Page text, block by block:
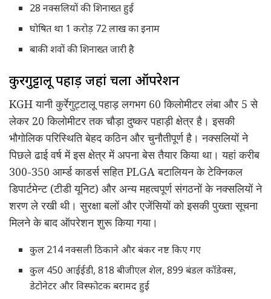
28 नक्सलियों की शिनाख्त हुई
घोषित था 1 करोड़ 72 लाख का इनाम
बाकी शवों की शिनाख्त जारी है
कुर्रेगुट्टालू पहाड़ जहां चला ऑपरेशन
KGH यानी कुर्रेगुट्टालू पहाड़ लगभग 60 किलोमीटर लंबा और 5 से
लेकर 20 किलोमीटर तक चौड़ा दुष्कर पहाड़ी क्षेत्र है। इसकी
भौगोलिक परिस्थिति बेहद कठिन और चुनौतीपूर्ण है। नक्सलियों ने
पिछले ढाई वर्ष में इस क्षेत्र में अपना बेस तैयार किया था। यहां करीब
300-350 आर्म्ड काडर्स सहित PLGA बटालियन के टेक्निकल
डिपार्टमेन्ट (टीडी यूनिट) और अन्य महत्वपूर्ण संगठनों के नक्सलियों ने
शरण ले रखी थी। सुरक्षा बलों और एजेंसियों को इसकी पुख्ता सूचना
मिलने के बाद ऑपरेशन शुरू किया गया।
कुल 214 नक्सली ठिकाने और बंकर नष्ट किए गए
कुल 450 आईईडी, 818 बीजीएल शेल, 899 बंडल कॉडेक्स,
डेटोनेटर और विस्फोटक बरामद हुई